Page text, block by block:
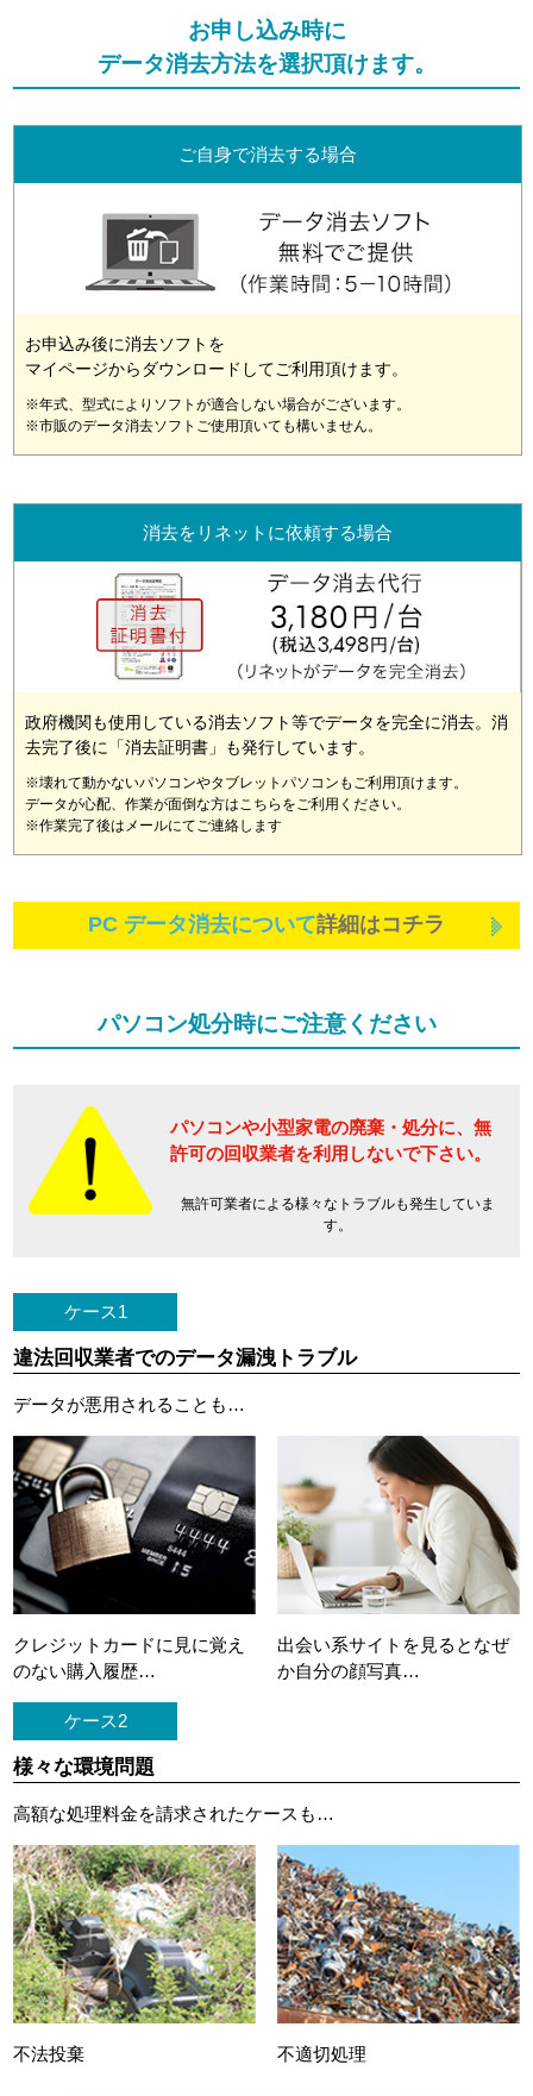
お申し込み時に
データ消去方法を選択頂けます。
ご自身で消去する場合
お申込み後に消去ソフトを
マイページからダウンロードしてご利用頂けます。
※年式、型式によりソフトが適合しない場合がございます。
※市販のデータ消去ソフトご使用頂いても構いません。
消去をリネットに依頼する場合
政府機関も使用している消去ソフト等でデータを完全に消去。消
去完了後に「消去証明書」も発行しています。
※壊れて動かないパソコンやタブレットパソコンもご利用頂けます。
データが心配、作業が面倒な方はこちらをご利用ください。
※作業完了後はメールにてご連絡します
PC データ消去について詳細はコチラ
パソコン処分時にご注意ください
パソコンや小型家電の廃棄・処分に、 無
許可の回収業者を利用しないで下さい。
無許可業者による様々なトラブルも発生していま
す。
ケース1
違法回収業者でのデータ漏洩トラブル
データが悪用されることも…
クレジットカードに 見に覚え
のない購入履歴…
出会い系サイトを見ると なぜ
か自分の顔写真…
ケース2
様々な環境問題
高額な処理料金を請求されたケースも…
不法投棄 不適切処理